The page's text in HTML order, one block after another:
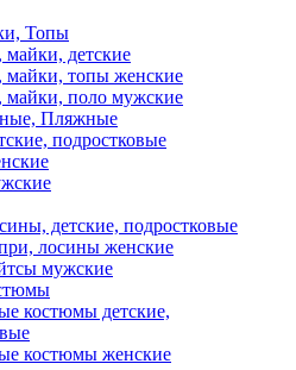
Топы
детские
майки, топы женские
майки, поло мужские
Пляжные
подростковые
детские, подростковые
лосины женские
мужские
костюмы детские,
костюмы женские